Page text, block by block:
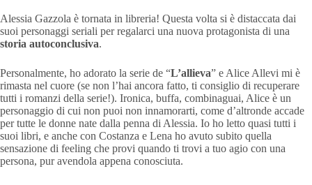
Alessia Gazzola è tornata in libreria! Questa volta si è distaccata dai
suoi personaggi seriali per regalarci una nuova protagonista di una
storia autoconclusiva.
Personalmente, ho adorato la serie de “L’allieva” e Alice Allevi mi è
rimasta nel cuore (se non l’hai ancora fatto, ti consiglio di recuperare
tutti i romanzi della serie!). Ironica, buffa, combinaguai, Alice è un
personaggio di cui non puoi non innamorarti, come d’altronde accade
per tutte le donne nate dalla penna di Alessia. Io ho letto quasi tutti i
suoi libri, e anche con Costanza e Lena ho avuto subito quella
sensazione di feeling che provi quando ti trovi a tuo agio con una
persona, pur avendola appena conosciuta.